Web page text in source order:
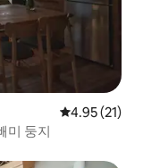
평점 4.95점
4.95 (21)
미 둥지